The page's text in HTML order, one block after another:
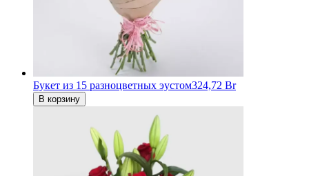
Букет из 15 разноцветных эустом324,72 Br
В корзину